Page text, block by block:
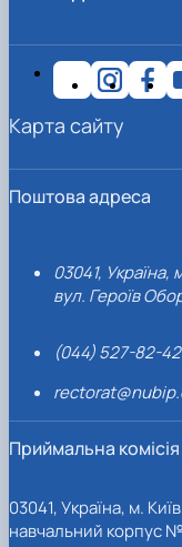
Поштова адреса
03041, Україна,
вул. Героїв
(044) 527-82-42
Приймальна комісія
03041, Україна, м.
навчальний корпус
Карта сайту